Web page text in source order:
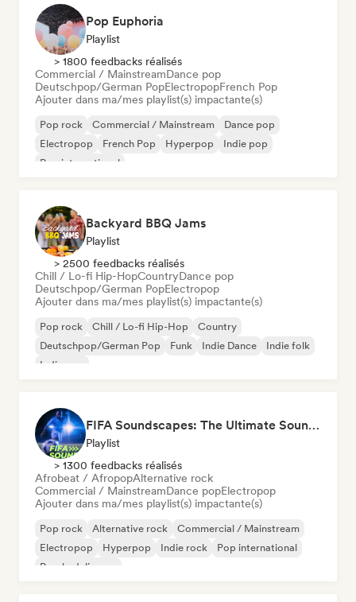
Pop Euphoria
Playlist
> 1800 feedbacks réalisés
Commercial / MainstreamDance pop
Deutschpop/German PopElectropopFrench Pop
Ajouter dans ma/mes playlist(s) impactante(s)
Pop rock Commercial / Mainstream
Dance pop
Electropop
French Pop Hyperpop
Indie pop
Pop international
Backyard BBQ Jams
Playlist
> 2500 feedbacks réalisés
Chill / Lo-fi Hip-HopCountryDance pop
Deutschpop/German PopElectropop
Ajouter dans ma/mes playlist(s) impactante(s)
Pop rock Chill / Lo-fi Hip-Hop
Country
Deutschpop/German Pop
Funk Indie Dance
Indie folk
Indie pop
FIFA Soundscapes: The Ultimate Soundtrack ⚽️ Festival Indie, Electropop & Dance Anthems
Playlist
> 1300 feedbacks réalisés
Afrobeat / AfropopAlternative rock
Commercial / MainstreamDance popElectropop
Ajouter dans ma/mes playlist(s) impactante(s)
Pop rock Alternative rock
Commercial / Mainstream
Electropop
Hyperpop Indie rock
Pop international
Psychedelic pop